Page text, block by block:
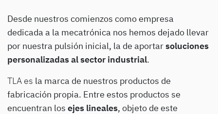
Desde nuestros comienzos como empresa
dedicada a la mecatrónica nos hemos dejado llevar
por nuestra pulsión inicial, la de aportarsoluciones
personalizadas al sector industrial.
TLA es la marca de nuestros productos de
fabricación propia. Entre estos productos se
encuentran los ejes lineales, objeto de este